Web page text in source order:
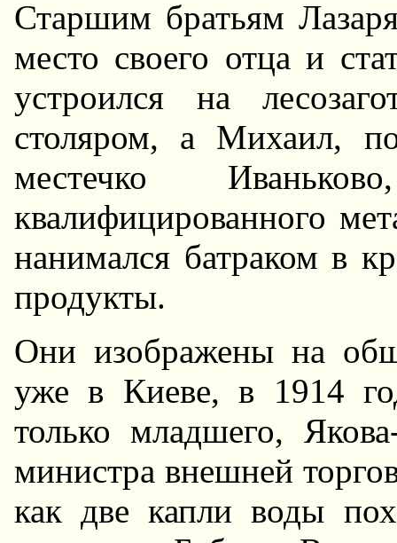
Старшим братьям
место своего отца и
устроился на
столяром, а Михаил,
местечко
квалифицированного
нанимался батраком в
продукты.
Они изображены на
уже в Киеве, в 1914
только младшего,
министра внешней
как две капли воды